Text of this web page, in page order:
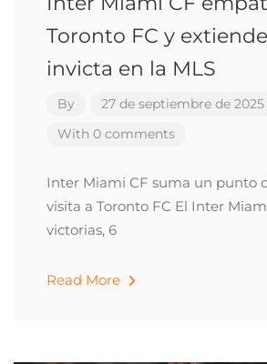
Toronto FC y
invicta en la MLS
By
27 de septiembre de 2025
With 0 comments
Inter Miami CF suma un punto
visita a Toronto FC El Inter
victorias, 6
Read More